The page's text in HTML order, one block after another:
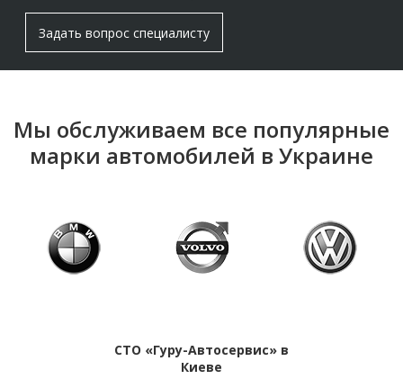
Задать вопрос специалисту
Мы обслуживаем все популярные
марки автомобилей в Украине
СТО «Гуру-Автосервис» в
Киеве